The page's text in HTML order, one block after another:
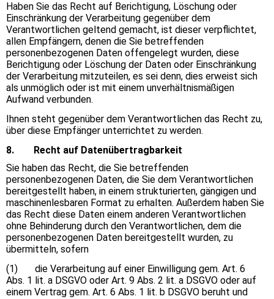
Haben Sie das Recht auf Berichtigung, Löschung oder
Einschränkung der Verarbeitung gegenüber dem
Verantwortlichen geltend gemacht, ist dieser verpflichtet,
allen Empfängern, denen die Sie betreffenden
personenbezogenen Daten offengelegt wurden, diese
Berichtigung oder Löschung der Daten oder Einschränkung
der Verarbeitung mitzuteilen, es sei denn, dies erweist sich
als unmöglich oder ist mit einem unverhältnismäßigen
Aufwand verbunden.
Ihnen steht gegenüber dem Verantwortlichen das Recht zu,
über diese Empfänger unterrichtet zu werden.
8. Recht auf Datenübertragbarkeit
Sie haben das Recht, die Sie betreffenden
personenbezogenen Daten, die Sie dem Verantwortlichen
bereitgestellt haben, in einem strukturierten, gängigen und
maschinenlesbaren Format zu erhalten. Außerdem haben Sie
das Recht diese Daten einem anderen Verantwortlichen
ohne Behinderung durch den Verantwortlichen, dem die
personenbezogenen Daten bereitgestellt wurden, zu
übermitteln, sofern
(1) die Verarbeitung auf einer Einwilligung gem. Art. 6
Abs. 1 lit. a DSGVO oder Art. 9 Abs. 2 lit. a DSGVO oder auf
einem Vertrag gem. Art. 6 Abs. 1 lit. b DSGVO beruht und